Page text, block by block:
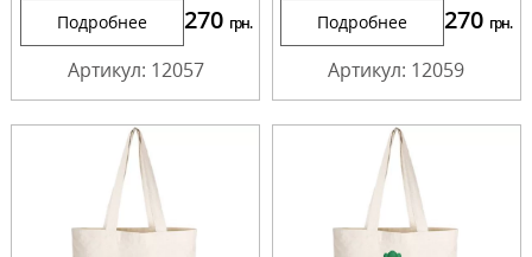
Подробнее 270 грн.
Артикул: 12057
Подробнее 270 грн.
Артикул: 12059